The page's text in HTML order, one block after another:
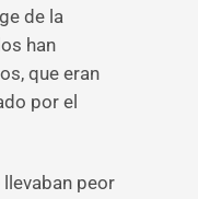
de la
han
que eran
por el
peor